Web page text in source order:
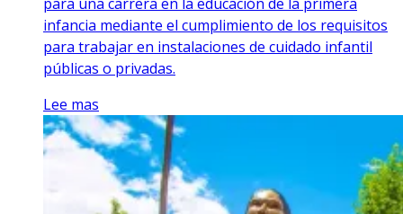
infancia mediante el cumplimiento de los requisitos
para trabajar en instalaciones de cuidado infantil
públicas o privadas.
Lee mas